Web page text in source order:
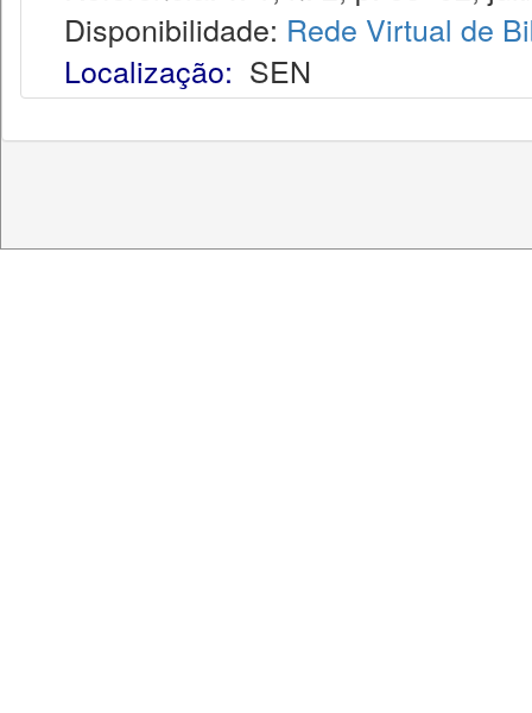
Disponibilidade: Rede Virtual de
Localização: SEN